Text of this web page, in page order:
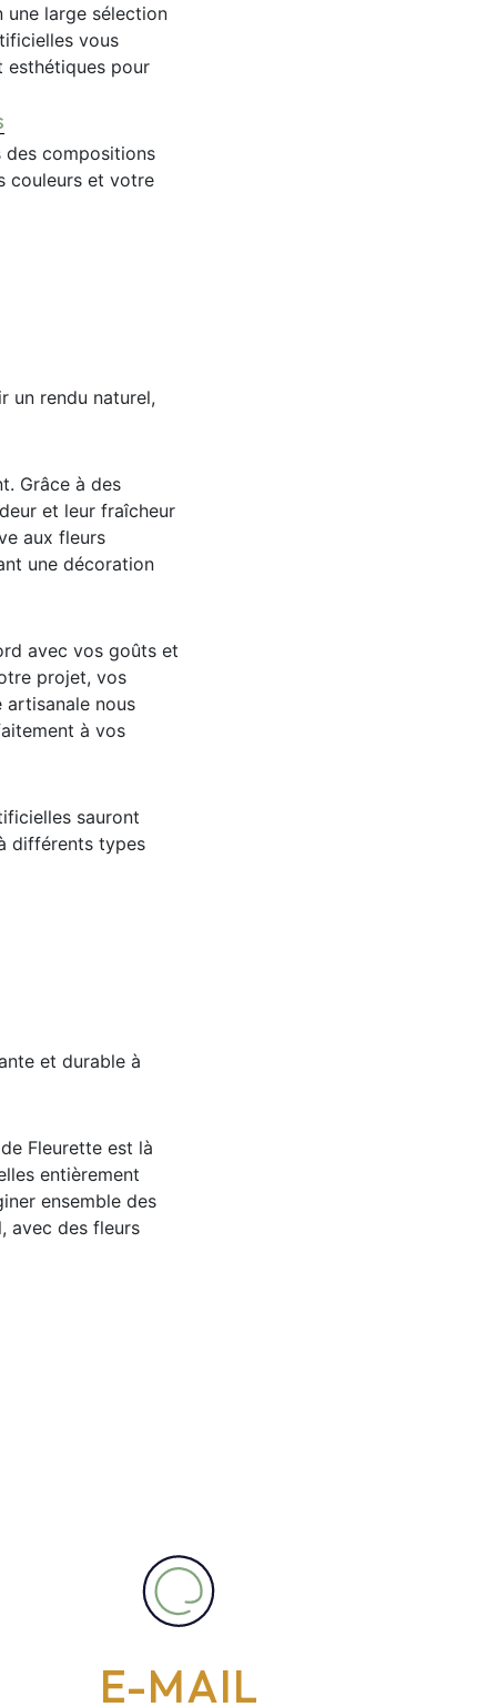
une large sélection
vous
esthétiques pour
compositions
couleurs et votre
un rendu naturel,
Grâce à des
et leur fraîcheur
aux fleurs
une décoration
avec vos goûts et
projet, vos
nous
à vos
sauront
différents types
et durable à
Fleurette est là
entièrement
ensemble des
avec des fleurs
E-MAIL